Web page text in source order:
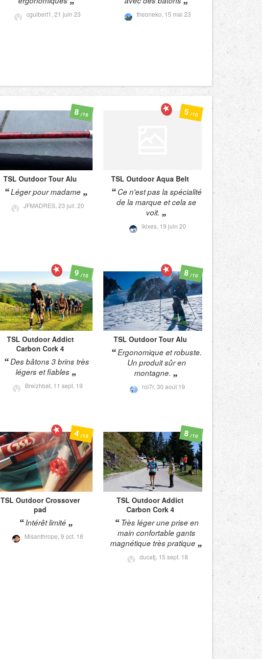
cguibert1,21 juin 23 theoneko, 15 mai 23
TSL Outdoor Tour Alu
Léger pour madame
JFMADRES, 23 juil. 20
8/10
TSL Outdoor Aqua Belt
Ce n'est pas la spécialité
de la marque et cela se
voit.
ikixes, 19 juin 20
5/10
TSL Outdoor Addict
Carbon Cork 4
Des bâtons 3 brins très
légers et fiables
Breizhbat, 11 sept. 19
9/10
TSL Outdoor Tour Alu
Ergonomique et robuste.
Un produit sûr en
montagne.
rol7r,30 août 19
8/10
TSL Outdoor Crossover
pad
Intérêt limité
Misanthrope, 9 oct. 18
4/10
TSL Outdoor Addict
Carbon Cork 4
Très léger une prise en
main confortable gants
magnétique très pratique
ducatj, 15 sept. 18
8/10